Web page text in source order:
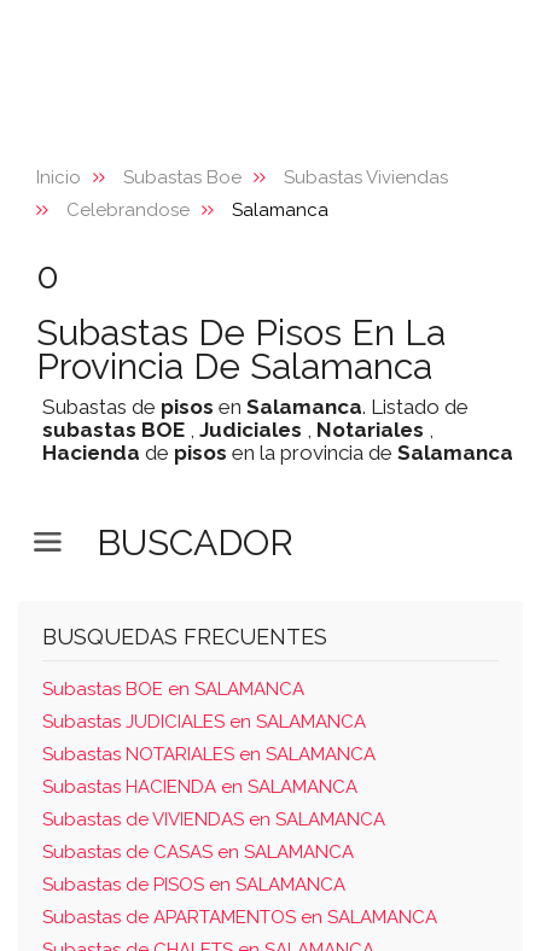
Inicio Subastas Boe
Subastas Viviendas
Celebrandose
Salamanca
0
Subastas De Pisos En La
Provincia De Salamanca
Subastas de pisos en Salamanca. Listado de
subastas BOE , Judiciales , Notariales ,
Hacienda de pisos en la provincia de Salamanca
BUSCADOR
BUSQUEDAS FRECUENTES
Subastas BOE en SALAMANCA
Subastas JUDICIALES en SALAMANCA
Subastas NOTARIALES en SALAMANCA
Subastas HACIENDA en SALAMANCA
Subastas de VIVIENDAS en SALAMANCA
Subastas de CASAS en SALAMANCA
Subastas de PISOS en SALAMANCA
Subastas de APARTAMENTOS en SALAMANCA